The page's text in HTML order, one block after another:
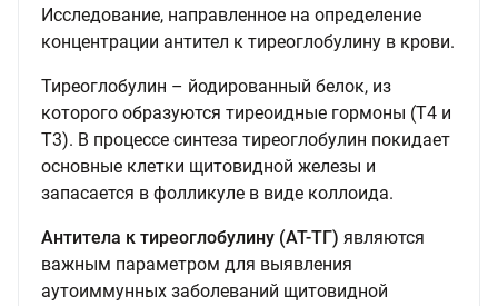
Исследование, направленное на определение
концентрации антител к тиреоглобулину в крови.
Тиреоглобулин – йодированный белок, из
которого образуются тиреоидные гормоны (T4 и
T3). В процессе синтеза тиреоглобулин покидает
основные клетки щитовидной железы и
запасается в фолликуле в виде коллоида.
Антитела к тиреоглобулину (АТ-ТГ) являются
важным параметром для выявления
аутоиммунных заболеваний щитовидной